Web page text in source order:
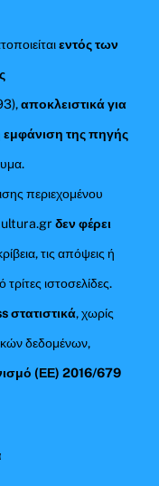
εντός των
αποκλειστικά για
εμφάνιση της πηγής
περιεχομένου
δεν φέρει
τις απόψεις ή
ιστοσελίδες.
στατιστικά, χωρίς
δεδομένων,
(ΕΕ) 2016/679